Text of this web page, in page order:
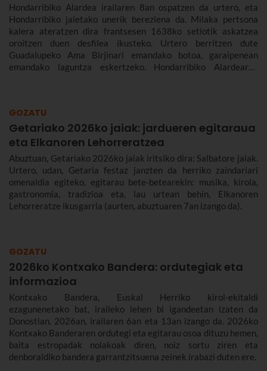
Hondarribiko Alardea irailaren 8an ospatzen da urtero, eta
Hondarribiko jaietako unerik bereziena da. Milaka pertsona
kalera ateratzen dira frantsesen 1638ko setiotik askatzea
oroitzen duen desfilea ikusteko. Urtero berritzen dute
Guadalupeko Ama Birjinari emandako botoa, garaipenean
emandako laguntza eskertzeko. Hondarribiko Alardearen
GOZATU
Getariako 2026ko jaiak: jardueren egitaraua
eta Elkanoren Lehorreratzea
Abuztuan, Getariako 2026ko jaiak iritsiko dira: Salbatore jaiak.
Urtero, udan, Getaria festaz janzten da herriko zaindariari
omenaldia egiteko, egitarau bete-betearekin: musika, kirola,
gastronomia, tradizioa eta, lau urtean behin, Elkanoren
Lehorreratze ikusgarria (aurten, abuztuaren 7an izango da).
GOZATU
2026ko Kontxako Bandera: ordutegiak eta
informazioa
Kontxako Bandera, Euskal Herriko kirol-ekitaldi
ezagunenetako bat, iraileko lehen bi igandeetan izaten da
Donostian. 2026an, irailaren 6an eta 13an izango da. 2026ko
Kontxako Banderaren ordutegi eta egitarau osoa dituzu hemen,
baita estropadak nolakoak diren, noiz sortu ziren eta
denboraldiko bandera garrantzitsuena zeinek irabazi duten ere.